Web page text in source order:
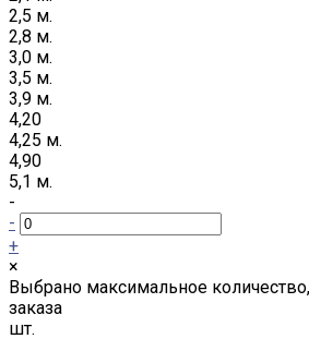
2,5 м.
2,8 м.
3,0 м.
3,5 м.
3,9 м.
4,20
4,25 м.
4,90
5,1 м.
-
-
+
×
Выбрано максимальное
заказа
шт.